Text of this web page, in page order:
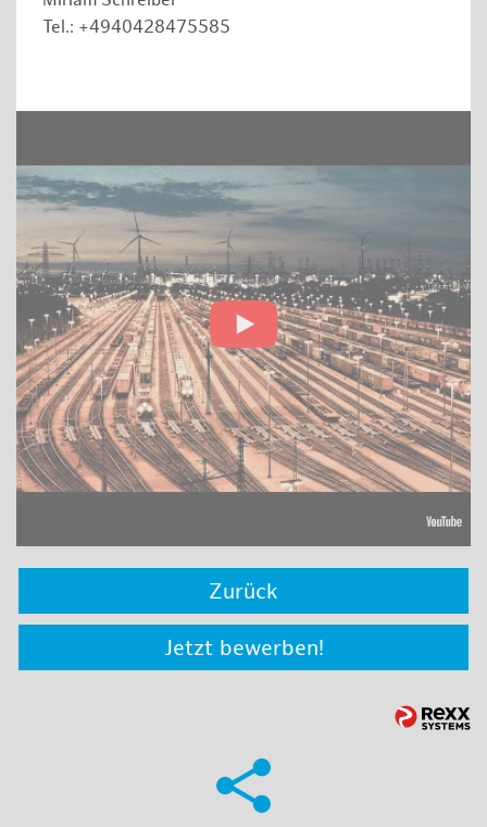
Tel.: +4940428475585
Zurück
Jetzt bewerben!